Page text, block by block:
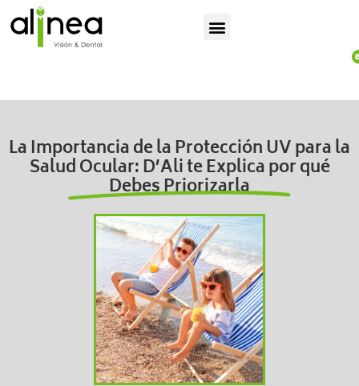
La Importancia de la Protección UV para la
Salud Ocular: D’Ali te Explica por qué
Debes Priorizarla